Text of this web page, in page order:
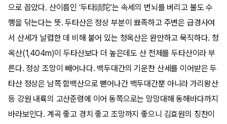
으로 꼽았다. 산이름인 ‘두타頭陀’는 속세의 번뇌를 버리고 불도 수
행을 닦는다는 뜻. 두타산은 정상 부분이 뾰족하고 주변은 급경사여
서 산세가 날렵한 데 비해 붙어 있는 청옥산은 완만하고 묵직하다. 청
옥산(1,404m)이 두타산보다 더 높은데도 산 전체를 두타산이라 부
른다. 정상 조망이 빼어나다. 백두대간의 기운찬 산세를 이어받은 두
타산 정상은 남쪽 함백산으로 뻗어나간 백두대간뿐 아니라 가리왕산
등 강원 내륙의 고산준령에 이어 동쪽으로는 망망대해 동해바다까지
바라보인다. 계곡 좋고 경치 좋고 조망까지 좋으니 김효원의 칭찬이